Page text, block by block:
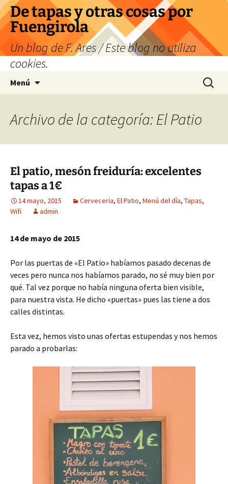
Saltar
al
contenido
De tapas y otras cosas por
Fuengirola
Un blog de F. Ares / Este blog no utiliza
cookies.
Menú Buscar:
Archivo de la categoría: El Patio
El patio, mesón freiduría: excelentes
tapas a 1€
14 mayo, 2015 Cervecería, El Patio, Menú del día, Tapas,
Wifi
admin
14 de mayo de 2015
Por las puertas de «El Patio» habíamos pasado decenas de
veces pero nunca nos habíamos parado, no sé muy bien por
qué. Tal vez porque no había ninguna oferta bien visible,
para nuestra vista. He dicho «puertas» pues las tiene a dos
calles distintas.
Esta vez, hemos visto unas ofertas estupendas y nos hemos
parado a probarlas: